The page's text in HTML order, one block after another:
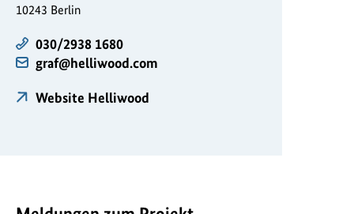
10243 Berlin
030/2938 1680
graf@helliwood.com
Website Helliwood